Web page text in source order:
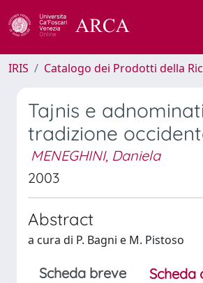
IRIS Catalogo dei Prodotti della
Tajnis e
tradizione
MENEGHINI, Daniela
2003
Abstract
a cura di P. Bagni e M. Pistoso
Scheda breve Scheda